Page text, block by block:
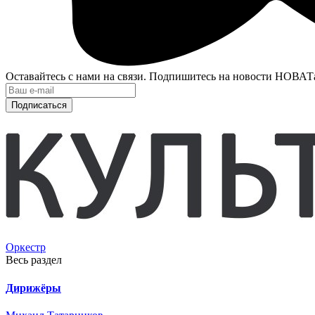
Оставайтесь с нами на связи. Подпишитесь на новости
Подписаться
Оркестр
Весь раздел
Дирижёры